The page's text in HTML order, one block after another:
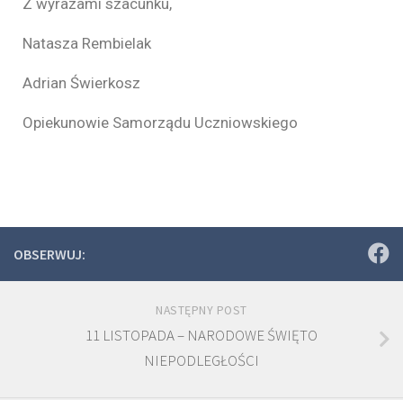
Z wyrazami szacunku,
Natasza Rembielak
Adrian Świerkosz
Opiekunowie Samorządu Uczniowskiego
OBSERWUJ:
NASTĘPNY POST
11 LISTOPADA – NARODOWE ŚWIĘTO
NIEPODLEGŁOŚCI